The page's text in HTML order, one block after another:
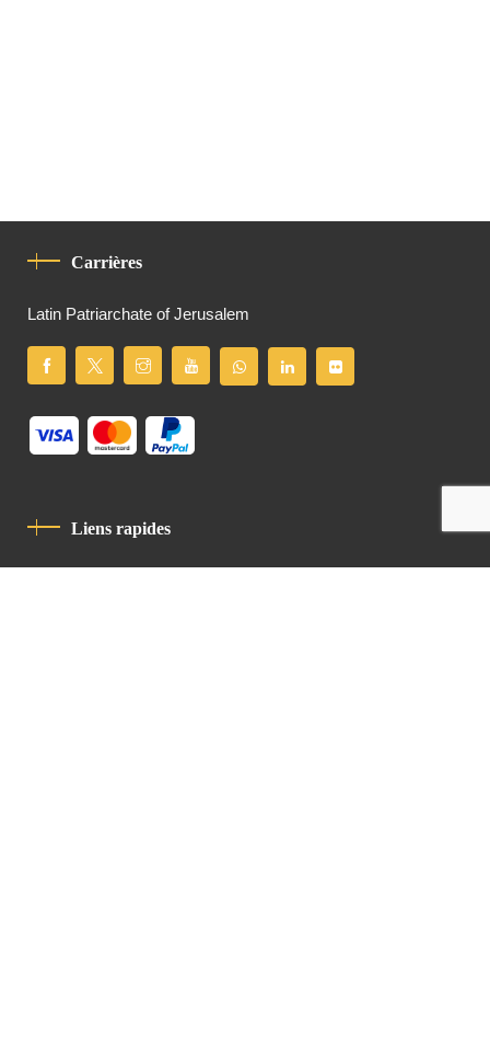
Carrières
Latin Patriarchate of Jerusalem
Liens rapides